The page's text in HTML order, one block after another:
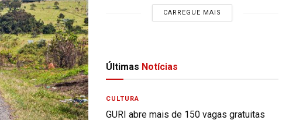
CARREGUE MAIS
Últimas Notícias
CULTURA
GURI abre mais de 150 vagas gratuitas